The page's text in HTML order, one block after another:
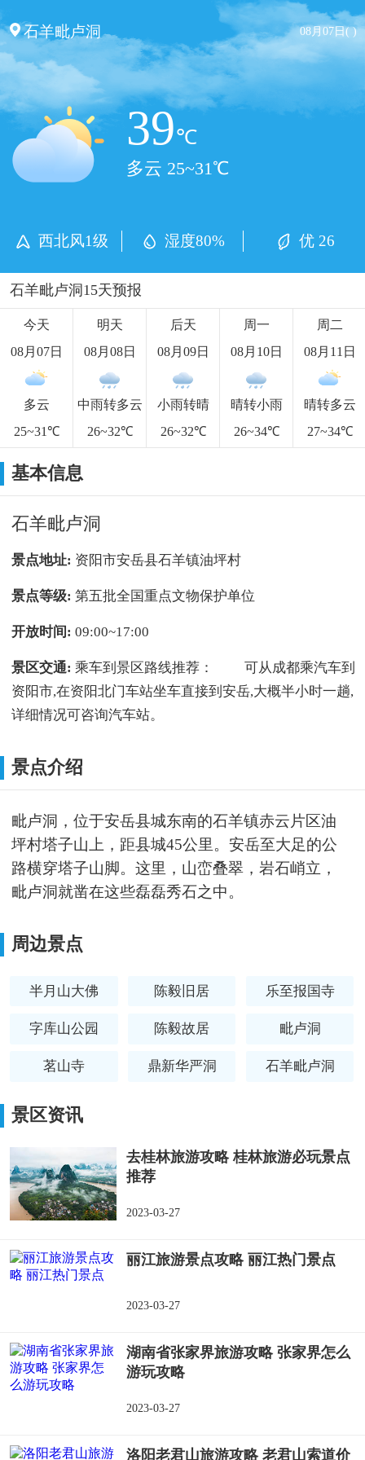
石羊毗卢洞 08月07日( )
39℃
多云 25~31℃
西北风1级 湿度80% 优 26
石羊毗卢洞15天预报
今天
08月07日
多云
25~31℃
明天
08月08日
中雨转多云
26~32℃
后天
08月09日
小雨转晴
26~32℃
周一
08月10日
晴转小雨
26~34℃
周二
08月11日
晴转多云
27~34℃
基本信息
石羊毗卢洞
景点地址: 资阳市安岳县石羊镇油坪村
景点等级:第五批全国重点文物保护单位
开放时间:09:00~17:00
景区交通:乘车到景区路线推荐： 可从成都乘汽车到
资阳市,在资阳北门车站坐车直接到安岳,大概半小时一趟,
详细情况可咨询汽车站。
景点介绍
毗卢洞，位于安岳县城东南的石羊镇赤云片区油
坪村塔子山上，距县城45公里。安岳至大足的公
路横穿塔子山脚。这里，山峦叠翠，岩石峭立，
毗卢洞就凿在这些磊磊秀石之中。
周边景点
半月山大佛 陈毅旧居 乐至报国寺
字库山公园 陈毅故居 毗卢洞
茗山寺 鼎新华严洞 石羊毗卢洞
八庙卧佛院
景区资讯
去桂林旅游攻略 桂林旅游必玩景点
推荐
2023-03-27
丽江旅游景点攻略 丽江热门景点
2023-03-27
湖南省张家界旅游攻略 张家界怎么
游玩攻略
2023-03-27
洛阳老君山旅游攻略 老君山索道价